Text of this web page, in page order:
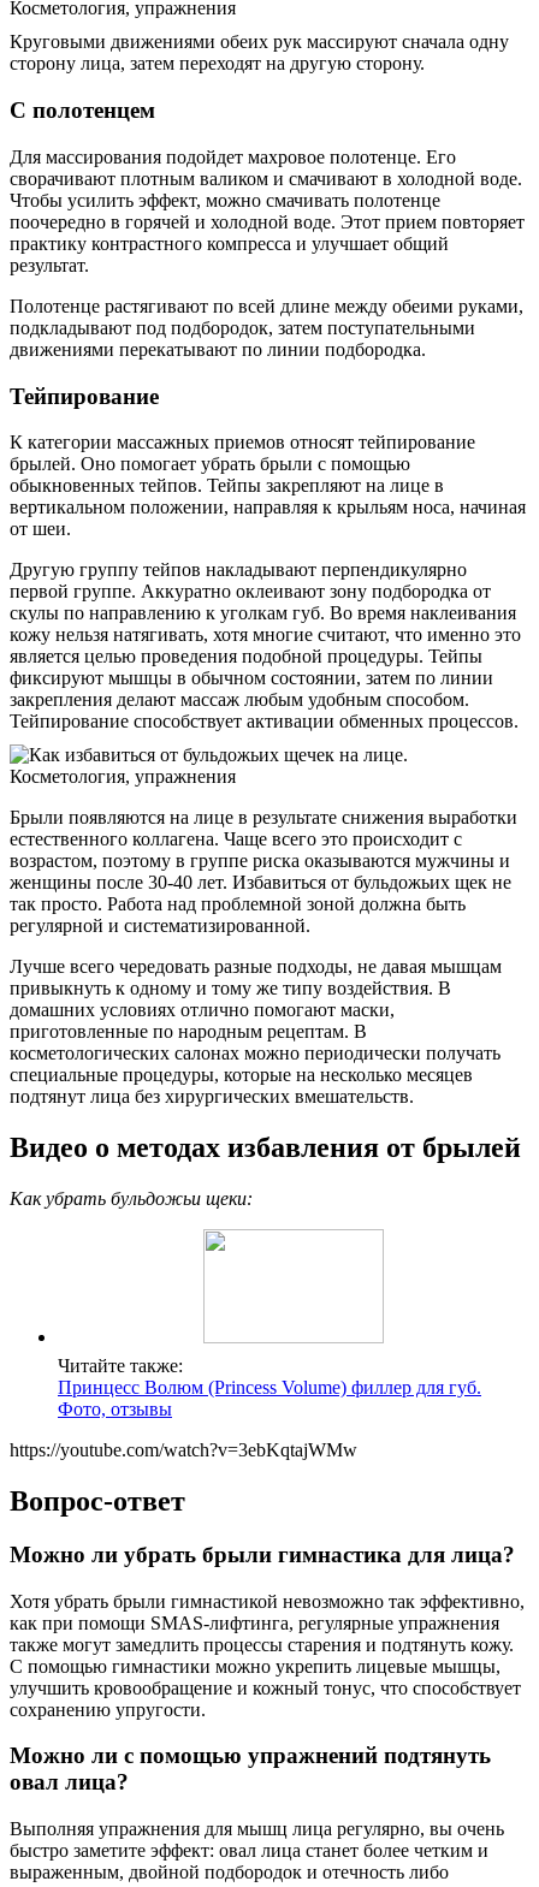
Круговыми движениями обеих рук массируют сначала одну
сторону лица, затем переходят на другую сторону.
С полотенцем
Для массирования подойдет махровое полотенце. Его
сворачивают плотным валиком и смачивают в холодной воде.
Чтобы усилить эффект, можно смачивать полотенце
поочередно в горячей и холодной воде. Этот прием повторяет
практику контрастного компресса и улучшает общий
результат.
Полотенце растягивают по всей длине между обеими руками,
подкладывают под подбородок, затем поступательными
движениями перекатывают по линии подбородка.
Тейпирование
К категории массажных приемов относят тейпирование
брылей. Оно помогает убрать брыли с помощью
обыкновенных тейпов. Тейпы закрепляют на лице в
вертикальном положении, направляя к крыльям носа, начиная
от шеи.
Другую группу тейпов накладывают перпендикулярно
первой группе. Аккуратно оклеивают зону подбородка от
скулы по направлению к уголкам губ. Во время наклеивания
кожу нельзя натягивать, хотя многие считают, что именно это
является целью проведения подобной процедуры. Тейпы
фиксируют мышцы в обычном состоянии, затем по линии
закрепления делают массаж любым удобным способом.
Тейпирование способствует активации обменных процессов.
Брыли появляются на лице в результате снижения выработки
естественного коллагена. Чаще всего это происходит с
возрастом, поэтому в группе риска оказываются мужчины и
женщины после 30-40 лет. Избавиться от бульдожьих щек не
так просто. Работа над проблемной зоной должна быть
регулярной и систематизированной.
Лучше всего чередовать разные подходы, не давая мышцам
привыкнуть к одному и тому же типу воздействия. В
домашних условиях отлично помогают маски,
приготовленные по народным рецептам. В
косметологических салонах можно периодически получать
специальные процедуры, которые на несколько месяцев
подтянут лица без хирургических вмешательств.
Видео о методах избавления от брылей
Как убрать бульдожьи щеки:
Читайте также:
Принцесс Волюм (Princess Volume) филлер для губ.
Фото, отзывы
https://youtube.com/watch?v=3ebKqtajWMw
Вопрос-ответ
Можно ли убрать брыли гимнастика для лица?
Хотя убрать брыли гимнастикой невозможно так эффективно,
как при помощи SMAS-лифтинга, регулярные упражнения
также могут замедлить процессы старения и подтянуть кожу.
С помощью гимнастики можно укрепить лицевые мышцы,
улучшить кровообращение и кожный тонус, что способствует
сохранению упругости.
Можно ли с помощью упражнений подтянуть
овал лица?
Выполняя упражнения для мышц лица регулярно, вы очень
быстро заметите эффект: овал лица станет более четким и
выраженным, двойной подбородок и отечность либо